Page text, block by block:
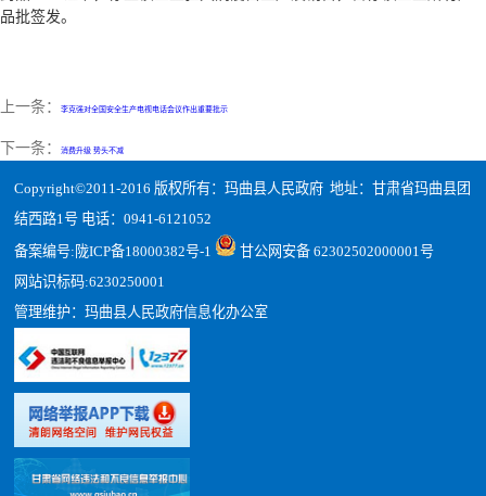
品批签发。
上一条： 李克强对全国安全生产电视电话会议作出重要批示
下一条： 消费升级 势头不减
Copyright©2011-2016 版权所有：玛曲县人民政府 地址：甘肃省玛曲县团
结西路1号 电话：0941-6121052
备案编号: 陇ICP备18000382号-1
甘公网安备 62302502000001号
网站识标码:6230250001
管理维护：玛曲县人民政府信息化办公室